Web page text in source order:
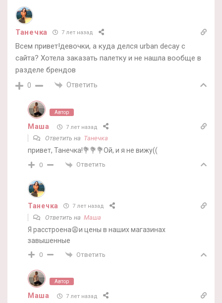
Танечка 7 лет назад
Всем привет!девочки, а куда делся urban decay с
сайта? Хотела заказать палетку и не нашла вообще в
разделе брендов
0 Ответить
Автор
Маша 7 лет назад
Ответить на Танечка
привет, Танечка!💐💐💐Ой, и я не вижу((
0 Ответить
Танечка 7 лет назад
Ответить на Маша
Я расстроена😩и цены в наших магазинах
завышенные
0 Ответить
Автор
Маша 7 лет назад